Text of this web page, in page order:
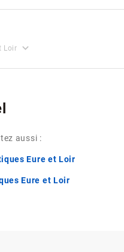
Loir expand_more
aussi :
Eure et Loir
Eure et Loir